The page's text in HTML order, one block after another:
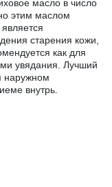
масло в число
этим маслом
старения кожи,
как для
увядания. Лучший
наружном
внутрь.